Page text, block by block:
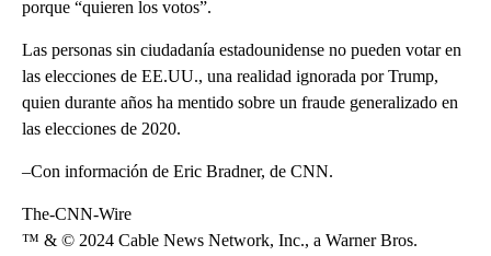
porque “quieren los votos”.
Las personas sin ciudadanía estadounidense no pueden votar en
las elecciones de EE.UU., una realidad ignorada por Trump,
quien durante años ha mentido sobre un fraude generalizado en
las elecciones de 2020.
–Con información de Eric Bradner, de CNN.
The-CNN-Wire
™ & © 2024 Cable News Network, Inc., a Warner Bros.